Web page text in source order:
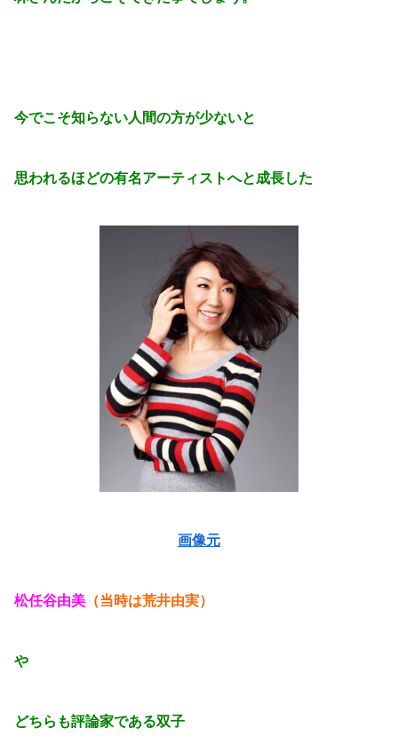
今でこそ知らない人間の方が少ないと
思われるほどの有名アーティストへと成長した
画像元
松任谷由美 （当時は荒井由実）
や
どちらも評論家である双子